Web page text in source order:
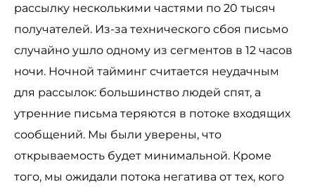
рассылку несколькими частями по 20 тысяч
получателей. Из-за технического сбоя письмо
случайно ушло одному из сегментов в 12 часов
ночи. Ночной тайминг считается неудачным
для рассылок: большинство людей спят, а
утренние письма теряются в потоке входящих
сообщений. Мы были уверены, что
открываемость будет минимальной. Кроме
того, мы ожидали потока негатива от тех, кого